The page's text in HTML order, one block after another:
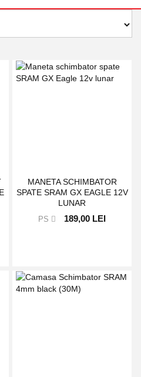
MANETA SCHIMBATOR
SPATE SRAM GX EAGLE 12V
LUNAR
PS 189,00 LEI